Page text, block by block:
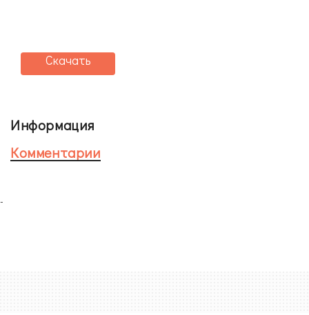
Скачать
Информация
Комментарии
-